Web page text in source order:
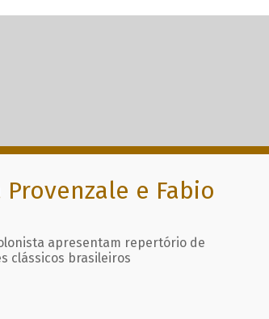
Provenzale e Fabio
apresentam repertório de
clássicos brasileiros